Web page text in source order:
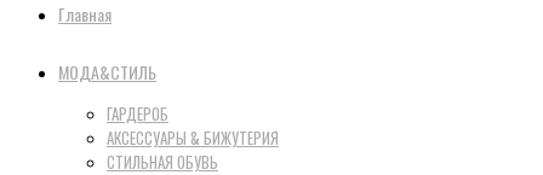
Главная
МОДА&СТИЛЬ
ГАРДЕРОБ
АКСЕССУАРЫ & БИЖУТЕРИЯ
СТИЛЬНАЯ ОБУВЬ